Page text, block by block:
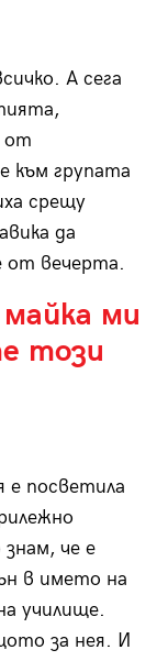
А сега
от
към групата
срещу
да
от вечерта.
ми
този
е посветила
че е
в името на
училище.
за нея. И